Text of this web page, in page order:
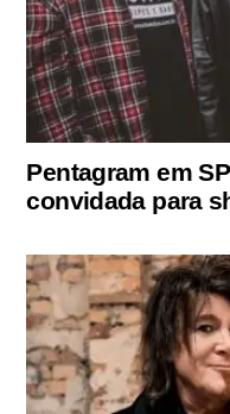
Pentagram em
convidada para